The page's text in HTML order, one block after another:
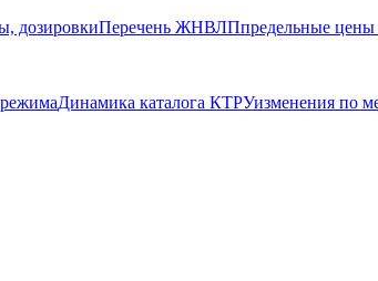
Перечень ЖНВЛПпредельные цены
Динамика каталога КТРУизменения по